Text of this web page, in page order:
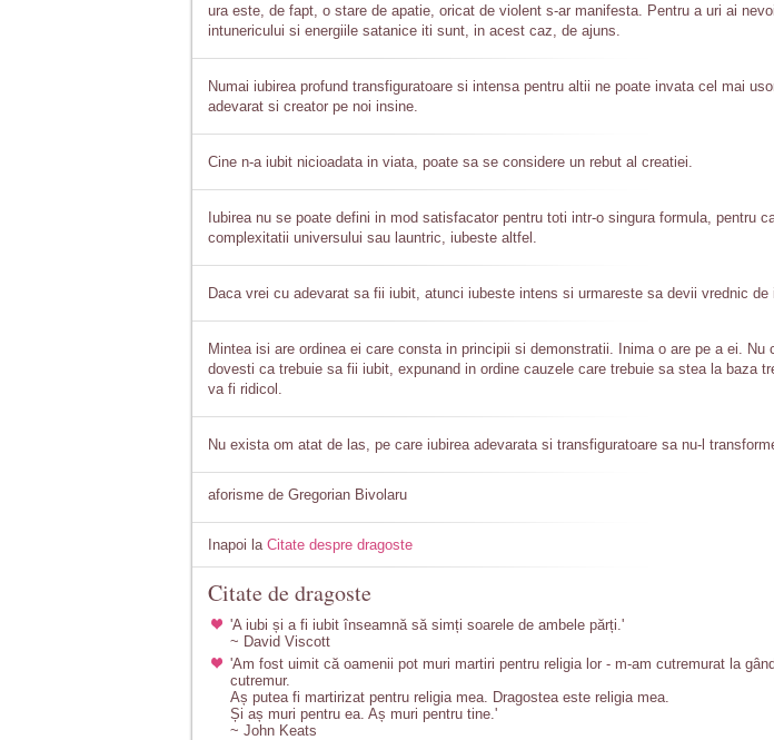
ura este, de fapt, o stare de apatie, oricat de violent s-ar manifesta. Pentru a uri ai
intunericului si energiile satanice iti sunt, in acest caz, de ajuns.
Numai iubirea profund transfiguratoare si intensa pentru altii ne poate invata cel mai
adevarat si creator pe noi insine.
Cine n-a iubit nicioadata in viata, poate sa se considere un rebut al creatiei.
Iubirea nu se poate defini in mod satisfacator pentru toti intr-o singura formula, pentru
complexitatii universului sau launtric, iubeste altfel.
Daca vrei cu adevarat sa fii iubit, atunci iubeste intens si urmareste sa devii vrednic de
Mintea isi are ordinea ei care consta in principii si demonstratii. Inima o are pe a ei. Nu
dovesti ca trebuie sa fii iubit, expunand in ordine cauzele care trebuie sa stea la baza
va fi ridicol.
Nu exista om atat de las, pe care iubirea adevarata si transfiguratoare sa nu-l
aforisme de Gregorian Bivolaru
Inapoi la Citate despre dragoste
Citate de dragoste
'A iubi și a fi iubit înseamnă să simți soarele de ambele părți.'
~ David Viscott
'Am fost uimit că oamenii pot muri martiri pentru religia lor - m-am cutremurat la
cutremur.
Aș putea fi martirizat pentru religia mea. Dragostea este religia mea.
Și aș muri pentru ea. Aș muri pentru tine.'
~ John Keats